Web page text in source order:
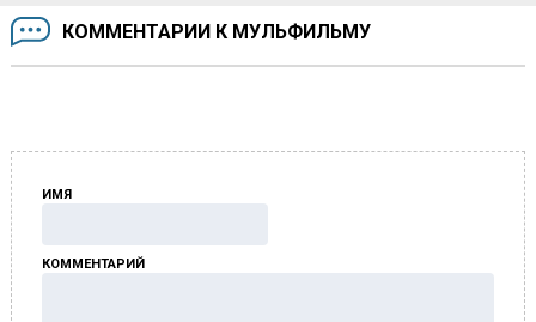
КОММЕНТАРИИ К МУЛЬФИЛЬМУ
ИМЯ
КОММЕНТАРИЙ